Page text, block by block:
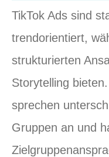
TikTok Ads sind
trendorientiert,
strukturierten
Storytelling
sprechen
Gruppen an und